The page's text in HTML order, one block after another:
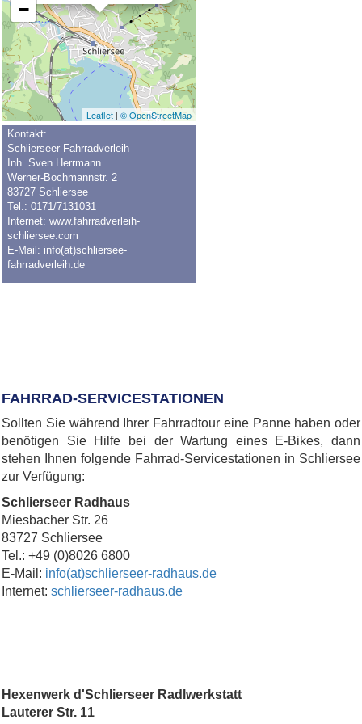
−
Leaflet | © OpenStreetMap
Kontakt:
Schlierseer Fahrradverleih
Inh. Sven Herrmann
Werner-Bochmannstr. 2
83727 Schliersee
Tel.: 0171/7131031
Internet: www.fahrradverleih-
schliersee.com
E-Mail: info(at)schliersee-
fahrradverleih.de
FAHRRAD-SERVICESTATIONEN
Sollten Sie während Ihrer Fahrradtour eine Panne haben oder
benötigen Sie Hilfe bei der Wartung eines E-Bikes, dann
stehen Ihnen folgende Fahrrad-Servicestationen in Schliersee
zur Verfügung:
Schlierseer Radhaus
Miesbacher Str. 26
83727 Schliersee
Tel.: +49 (0)8026 6800
E-Mail: info(at)schlierseer-radhaus.de
Internet: schlierseer-radhaus.de
Hexenwerk d'Schlierseer Radlwerkstatt
Lauterer Str. 11